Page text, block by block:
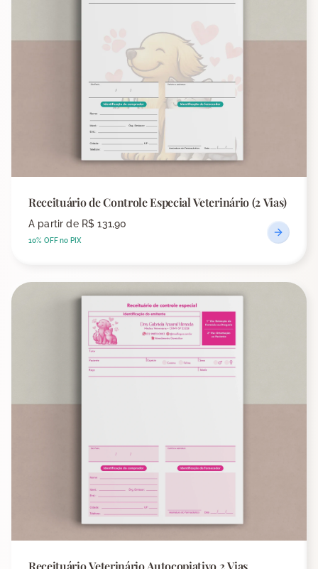
Receituário de Controle Especial Veterinário (2 Vias)
A partir de R$ 131,90
10% OFF no PIX
Receituário Veterinário Autocopiativo 2 Vias